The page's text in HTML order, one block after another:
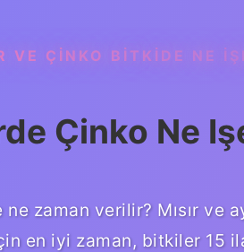
VE ÇINKO BITKIDE NE
Çinko Ne
ne zaman verilir? Mısır
en iyi zaman, bitkiler 15